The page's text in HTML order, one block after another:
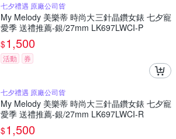
七夕禮遇 原廠公司貨
My Melody 美樂蒂 時尚大三針晶鑽女錶 七夕寵
愛季 送禮推薦-銀/27mm LK697LWCI-P
$1,500
活動 券
七夕禮遇 原廠公司貨
My Melody 美樂蒂 時尚大三針晶鑽女錶 七夕寵
愛季 送禮推薦-銀/27mm LK697LWCI-R
$1,500